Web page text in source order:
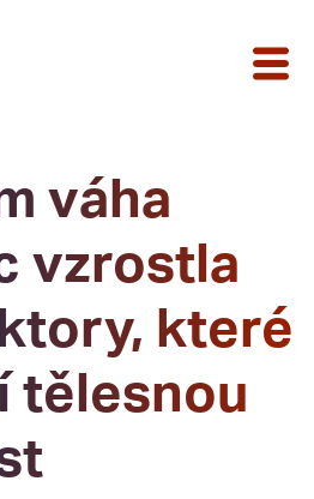
váha
vzrostla
které
tělesnou